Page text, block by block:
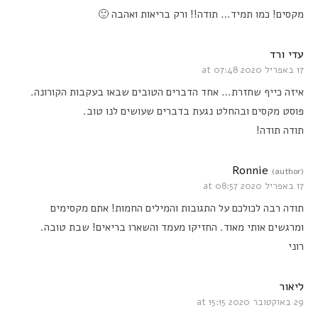
מקסים! כמו תמיד… תודה!! ורק בריאות ואהבה 🙂
עדי ורד
17 באפריל 2020 at 07:48
איזה כייף שחזרת… אחד הדברים הטובים שבאו בעקבות הקורונה⁦.
פוסט מקסים ובהחלט נגעת בדברים שעושים לנו טוב.
תודה תודה!
Ronnie (author)
17 באפריל 2020 at 08:57
תודה רבה לכולכם על התגובות והמילים החמות! אתם מקסימים
ומרגשים אותי מאוד. החזיקו מעמד והשארו בריאים! שבת טובה.
רוני
ליאור
29 באוקטובר 2020 at 15:15